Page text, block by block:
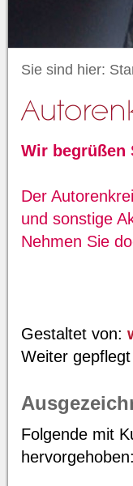
Sie sind hier:
Wir begrüßen
Der
und sonstige
Nehmen Sie
Gestaltet von:
Weiter
Folgende mit
hervorgehoben: